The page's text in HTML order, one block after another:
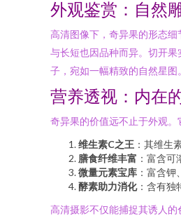
外观鉴赏：自然
高清图像下，奇异果的形态
与长短也因品种而异。切开
子，宛如一幅精致的自然星图
营养透视：内在
奇异果的价值远不止于外观。
维生素C之王 ：其维生
膳食纤维丰富 ：富含
微量元素宝库 ：富含
酵素助力消化：含有独
高清摄影不仅能捕捉其诱人